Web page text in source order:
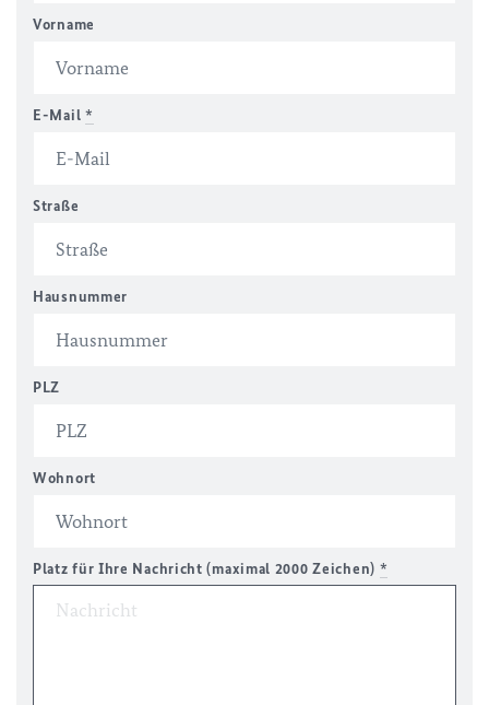
Vorname
E-Mail *
Straße
Hausnummer
PLZ
Wohnort
Platz für Ihre Nachricht (maximal 2000 Zeichen) *